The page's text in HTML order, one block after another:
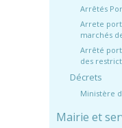
Arrêtés
Arrete
marchés
Arrêté
des
Décrets
Ministère
Mairie et